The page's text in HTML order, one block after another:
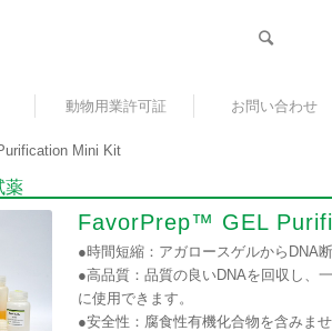
動物用業許可証 お問い合わせ
Mini Kit
薬
FavorPrep™ GEL
●時間短縮：アガロースゲルからDNA
●高品質：品質の良いDNAを回収し、
に使用できます。
●安全性：腐食性有機化合物を含みませ